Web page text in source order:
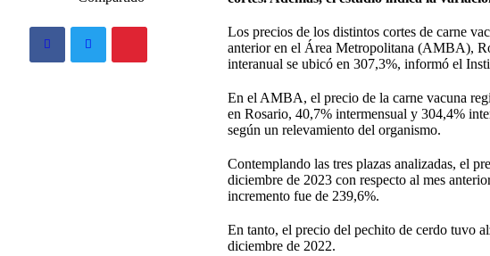
Los precios de los distintos cortes de carne
anterior en el Área Metropolitana (AMBA),
interanual se ubicó en 307,3%, informó el
En el AMBA, el precio de la carne vacuna
en Rosario, 40,7% intermensual y 304,4%
según un relevamiento del organismo.
Contemplando las tres plazas analizadas, el
diciembre de 2023 con respecto al mes
incremento fue de 239,6%.
En tanto, el precio del pechito de cerdo tuvo
diciembre de 2022.